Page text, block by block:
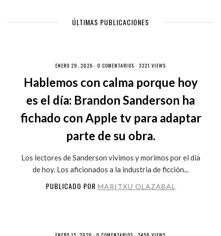
ÚLTIMAS PUBLICACIONES
ENERO 29, 2026 · 0 COMENTARIOS · 3321 VIEWS
Hablemos con calma porque hoy
es el día: Brandon Sanderson ha
fichado con Apple tv para adaptar
parte de su obra.
Los lectores de Sanderson vivimos y morimos por el día
de hoy. Los aficionados a la industria de ficción...
PUBLICADO POR MARITXU OLAZABAL